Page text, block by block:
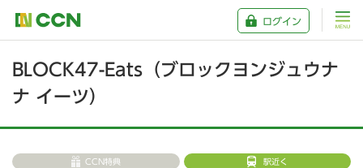
ログイン
BLOCK47-Eats（ブロックヨンジュウナ
ナ イーツ）
CCN特典 駅近く